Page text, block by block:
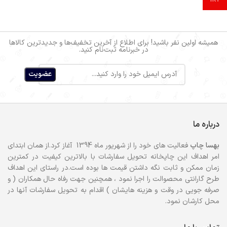
همیشه اولین نفر باشید! برای اطلاع از آخرین تخفیف‌ها و جدیدترین کالاها
در خبرنامه ثبت‌نام کنید.
درباره ما
بهساچاپ
فعالیت های خود را از شهریور ماه 1394 آغاز کرد.از همان ابتدای
امر اهداف این چاپخانه تحویل سفارشات با بالاترین کیفیت در کمترین
زمان ممکن و ثابت نگه داشتن قیمت ها بوده است.در راستای این اهداف
طرح گارانتی محصوالت را اجرا نمود ، همچنین جهت رفاه حال همکاران ( و
صرفه جویی در وقت و هزینه هایشان ) اقدام به تحویل سفارشات آنها در
محل کارشان نمود.